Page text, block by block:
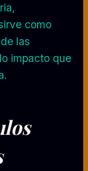
como
las
impacto que